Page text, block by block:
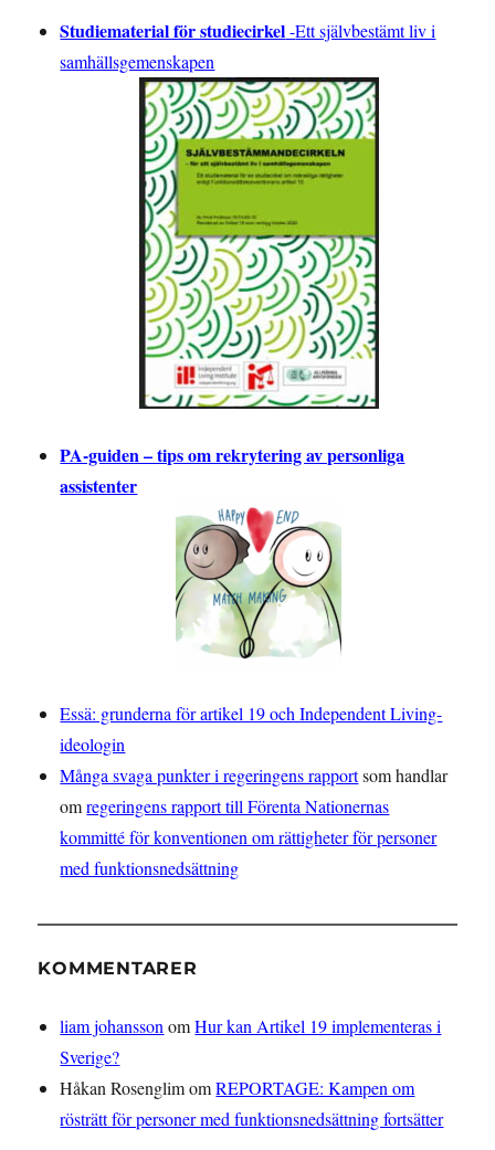
Studiematerial för studiecirkel-Ett självbestämt liv i
samhällsgemenskapen
PA-guiden – tips om rekrytering av personliga
assistenter
Essä: grunderna för artikel 19 och Independent Living-
ideologin
Många svaga punkter i regeringens rapportsom handlar
omregeringens rapport till Förenta Nationernas
kommitté för konventionen om rättigheter för personer
med funktionsnedsättning
KOMMENTARER
liam johanssonomHur kan Artikel 19 implementeras i
Sverige?
Håkan RosenglimomREPORTAGE: Kampen om
rösträtt för personer med funktionsnedsättning fortsätter